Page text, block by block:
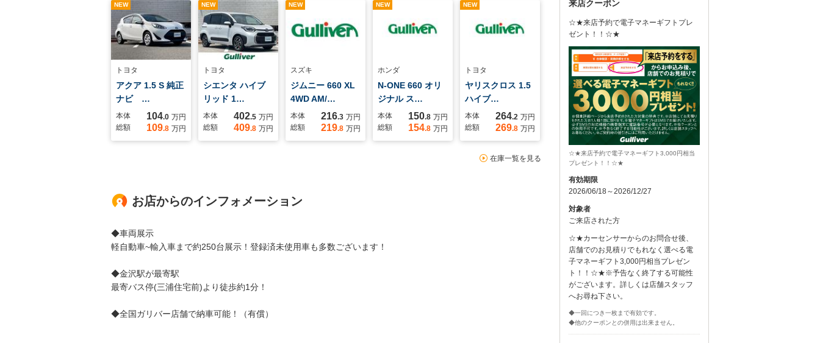
NEW
トヨタ
アクア 1.5 S 純正
ナビ …
本体 104.0 万円
総額
109.8 万円
NEW
トヨタ
シエンタ ハイブ
リッド 1…
本体 402.5 万円
総額
409.8 万円
NEW
スズキ
ジムニー 660 XL
4WD AM/…
本体 216.3 万円
総額
219.8 万円
NEW
ホンダ
N-ONE 660 オリ
ジナル ス…
本体 150.8 万円
総額
154.8 万円
NEW
トヨタ
ヤリスクロス 1.5
ハイブ…
本体 264.2 万円
総額
269.8 万円
在庫一覧を見る
お店からのインフォメーション
◆車両展示
軽自動車~輸入車まで約250台展示！登録済未使用車も多数ございます！
◆金沢駅が最寄駅
最寄バス停(三浦住宅前)より徒歩約1分！
◆全国ガリバー店舗で納車可能！（有償）
来店クーポン
☆★来店予約で電子マネーギフトプレ
ゼント！！☆★
☆★来店予約で電子マネーギフト3,000円相当
プレゼント！！☆★
有効期限
2026/06/18～2026/12/27
対象者
ご来店された方
☆★カーセンサーからのお問合せ後、
店舗でのお見積りでもれなく選べる電
子マネーギフト3,000円相当プレゼン
ト！！☆★※予告なく終了する可能性
がございます。詳しくは店舗スタッフ
へお尋ね下さい。
◆一回につき一枚まで有効です。
◆他のクーポンとの併用は出来ません。